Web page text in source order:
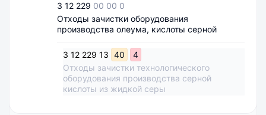
3 12 229 00 00 0
Отходы зачистки оборудования
производства олеума, кислоты серной
3 12 229 13 40
4
Отходы зачистки технологического
оборудования производства серной
кислоты из жидкой серы